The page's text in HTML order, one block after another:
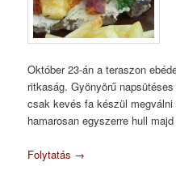
Október 23-án a teraszon
ritkaság. Gyönyörű
csak kevés fa készül
hamarosan egyszerre hull
Folytatás →